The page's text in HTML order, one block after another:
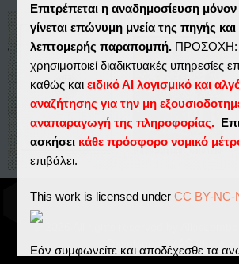
© 2026 All rights reserved by
Developed by AS (the
Επιτρέπεται η αναδημοσίευση
γίνεται επώνυμη μνεία της πηγής και
λεπτομερής παραπομπή. ΠΡΟΣΟΧΗ:
χρησιμοποιεί διαδικτυακές υπηρεσίες
καθώς καιειδικό ΑΙ λογισμικό και
αναζήτησης για την μη
αναπαραγωγή της πληροφορίας.
ασκήσει κάθε πρόσφορο νομικό
επιβάλει.
This work is licensed underCC BY-NC-
Εάν συμφωνείτε και αποδέχεσθε τα